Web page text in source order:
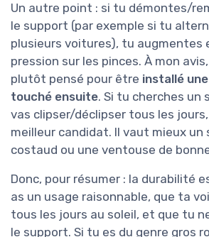
Un autre point : si tu démontes/
le support (par exemple si tu
plusieurs voitures), tu augmentes
pression sur les pinces. À mon
plutôt pensé pour être installé
touché ensuite. Si tu cherches un
vas clipser/déclipser tous les jours,
meilleur candidat. Il vaut mieux un
costaud ou une ventouse de
Donc, pour résumer : la durabilité
as un usage raisonnable, que ta
tous les jours au soleil, et que tu
le support. Si tu es du genre gros